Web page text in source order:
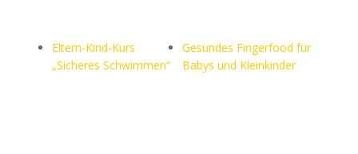
Eltern-Kind-Kurs
„Sicheres Schwimmen“
Gesundes Fingerfood für
Babys und Kleinkinder